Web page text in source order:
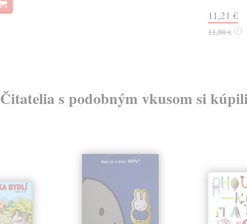
11,21 €
11,80 € ?
Čitatelia s podobným vkusom si